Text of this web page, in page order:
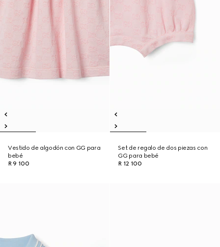
Vestido de algodón con GG para
bebé
R 9 100
Set de regalo de dos piezas con
GG para bebé
R 12 100